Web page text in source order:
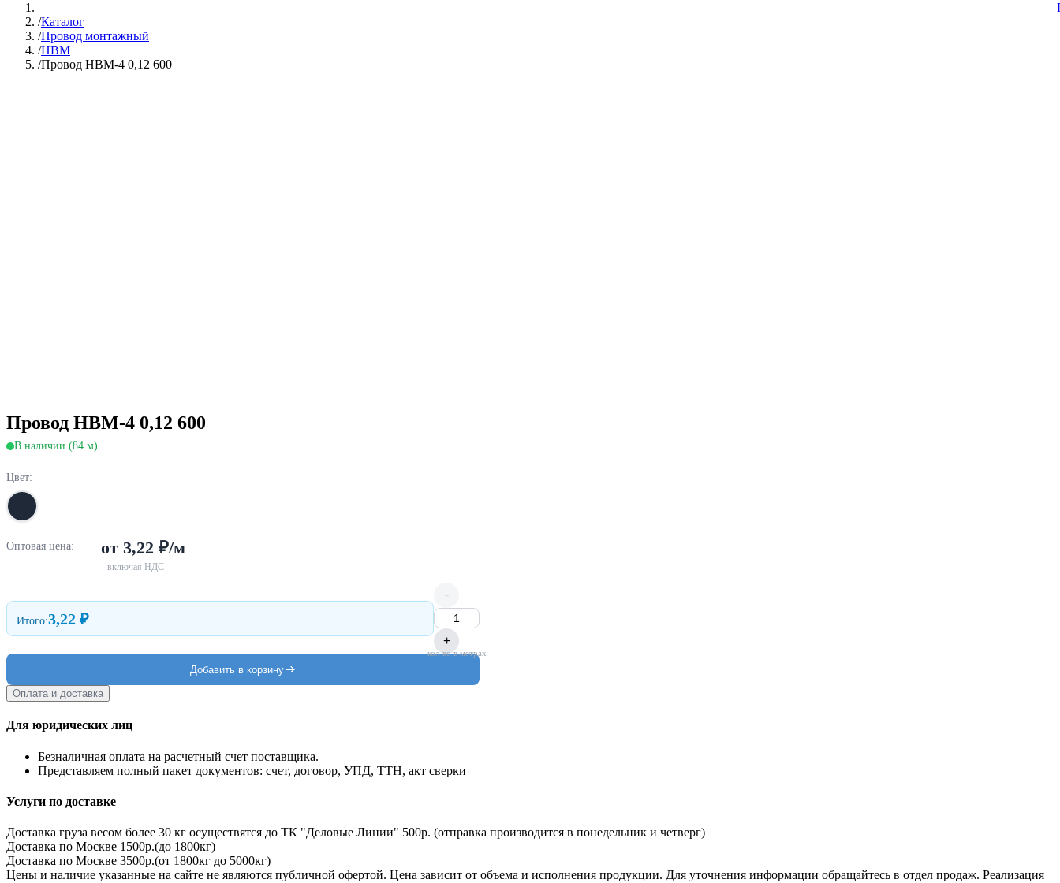
/Каталог
/Провод монтажный
/НВМ
/Провод НВМ-4 0,12 600
Провод НВМ-4 0,12 600
В наличии (84 м)
Цвет:
Оптовая цена: от 3,22 ₽/м
включая НДС
Итого:3,22 ₽
-
+
кол-во в метрах
Добавить в корзину
Оплата и доставка
Для юридических лиц
Безналичная оплата на расчетный счет поставщика.
Представляем полный пакет документов: счет, договор, УПД, ТТН, акт сверки
Услуги по доставке
Доставка груза весом более 30 кг осуществятся до ТК "Деловые Линии" 500р. (отправка производится в понедельник и четверг)
Доставка по Москве 1500р.(до 1800кг)
Доставка по Москве 3500р.(от 1800кг до 5000кг)
Цены и наличие указанные на сайте не являются публичной офертой. Цена зависит от объема и исполнения продукции. Для уточнения информации обращайтесь в отдел продаж. Реализация